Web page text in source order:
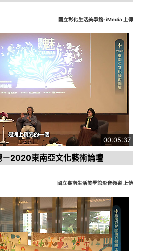
國立彰化生活美學館-iMedia 上傳
00:05:37
－2020東南亞文化藝術論壇
國立臺南生活美學館影音頻道 上傳